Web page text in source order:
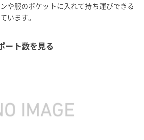
や服のポケットに入れて持ち運びできる
います。
ート数を見る